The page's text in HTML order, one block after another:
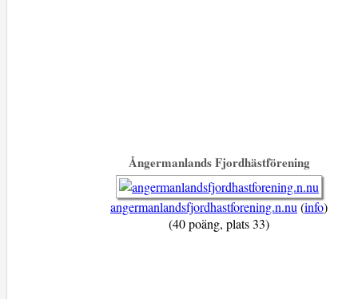
Ångermanlands Fjordhästförening
angermanlandsfjordhastforening.n.nu (info)
(40 poäng, plats 33)